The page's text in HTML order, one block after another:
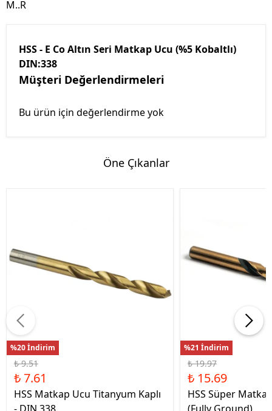
M..R
HSS - E Co Altın Seri Matkap Ucu (%5 Kobaltlı)
DIN:338
Müşteri Değerlendirmeleri
Bu ürün için değerlendirme yok
Öne Çıkanlar
%20 İndirim
₺ 9.51
₺ 7.61
HSS Matkap Ucu Titanyum Kaplı
%21 İndirim
₺ 19.97
₺ 15.69
HSS Süper